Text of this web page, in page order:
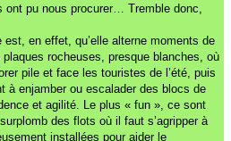
pu nous procurer… Tremble donc,
est, en effet, qu’elle alterne moments de
rocheuses, presque blanches, où
pile et face les touristes de l’été, puis
à enjamber ou escalader des blocs de
et agilité. Le plus « fun », ce sont
des flots où il faut s’agripper à
installées pour aider le